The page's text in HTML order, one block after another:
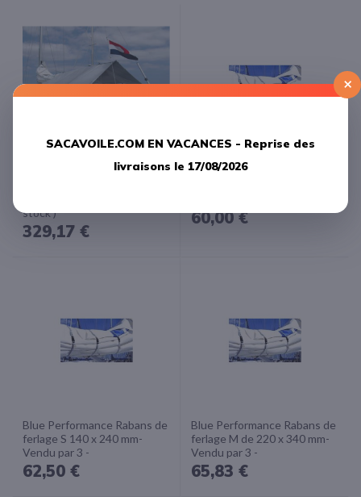
Blue Performance Taud de
stock )
329,17 €
Blue Performance Rabans de
60,00 €
Blue Performance Rabans de
ferlage S 140 x 240 mm-
Vendu par 3 -
62,50 €
Blue Performance Rabans de
ferlage M de 220 x 340 mm-
Vendu par 3 -
65,83 €
×
SACAVOILE.COM EN VACANCES - Reprise des
livraisons le 17/08/2026